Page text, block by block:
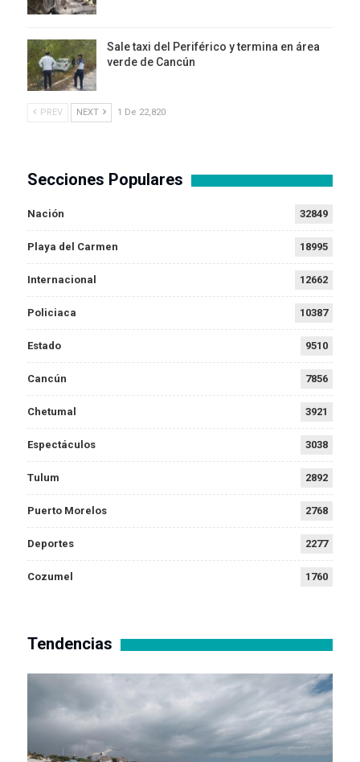
Sale taxi del Periférico y termina en área
verde de Cancún
PREV NEXT 1 De 22,820
Secciones Populares
Nación 32849
Playa del Carmen 18995
Internacional 12662
Policiaca 10387
Estado 9510
Cancún 7856
Chetumal 3921
Espectáculos 3038
Tulum 2892
Puerto Morelos 2768
Deportes 2277
Cozumel 1760
Tendencias